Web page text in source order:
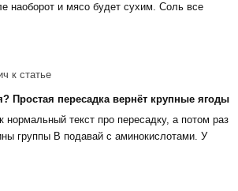
наоборот и мясо будет сухим. Соль все
к статье
Простая пересадка вернёт крупные ягоды
нормальный текст про пересадку, а потом раз
группы В подавай с аминокислотами. У